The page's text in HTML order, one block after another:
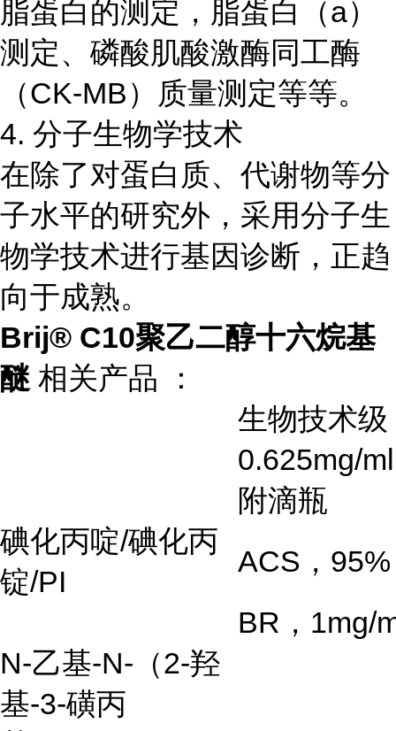
脂蛋白的测定，脂蛋白（a）
测定、磷酸肌酸激酶同工酶
（CK-MB）质量测定等等。
4. 分子生物学技术
在除了对蛋白质、代谢物等分
子水平的研究外，采用分子生
物学技术进行基因诊断，正趋
向于成熟。
Brij® C10聚乙二醇十六烷基
醚 相关产品 ：
生物技术级
0.625mg/ml
附滴瓶
碘化丙啶/碘化丙
锭/PI
ACS ， 95%
BR ， 1mg/
N-乙基-N- （2-羟
基-3-磺丙